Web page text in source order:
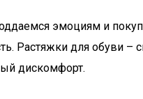
эмоциям и
Растяжки для обуви –
дискомфорт.